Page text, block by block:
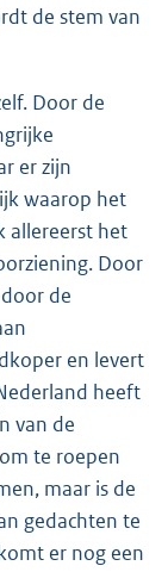
de stem van
Door de
er zijn
waarop het
allereerst het
Door
de
en levert
heeft
van de
te roepen
maar is de
gedachten te
er nog een